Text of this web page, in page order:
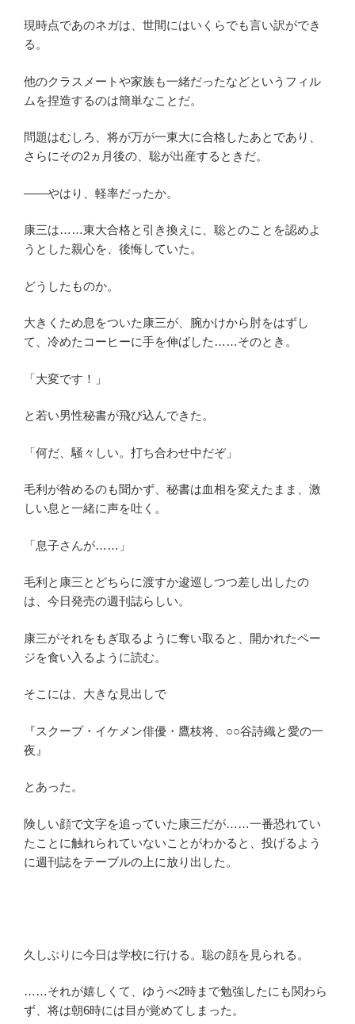
現時点であのネガは、世間にはいくらでも言い訳ができ
る。
他のクラスメートや家族も一緒だったなどというフィル
ムを捏造するのは簡単なことだ。
問題はむしろ、将が万が一東大に合格したあとであり、
さらにその2ヵ月後の、聡が出産するときだ。
――やはり、軽率だったか。
康三は……東大合格と引き換えに、聡とのことを認めよ
うとした親心を、後悔していた。
どうしたものか。
大きくため息をついた康三が、腕かけから肘をはずし
て、冷めたコーヒーに手を伸ばした……そのとき。
「大変です！」
と若い男性秘書が飛び込んできた。
「何だ、騒々しい。打ち合わせ中だぞ」
毛利が咎めるのも聞かず、秘書は血相を変えたまま、激
しい息と一緒に声を吐く。
「息子さんが……」
毛利と康三とどちらに渡すか逡巡しつつ差し出したの
は、今日発売の週刊誌らしい。
康三がそれをもぎ取るように奪い取ると、開かれたペー
ジを食い入るように読む。
そこには、大きな見出しで
『スクープ・イケメン俳優・鷹枝将、○○谷詩織と愛の一
夜』
とあった。
険しい顔で文字を追っていた康三だが……一番恐れてい
たことに触れられていないことがわかると、投げるよう
に週刊誌をテーブルの上に放り出した。
久しぶりに今日は学校に行ける。聡の顔を見られる。
……それが嬉しくて、ゆうべ2時まで勉強したにも関わら
ず、将は朝6時には目が覚めてしまった。